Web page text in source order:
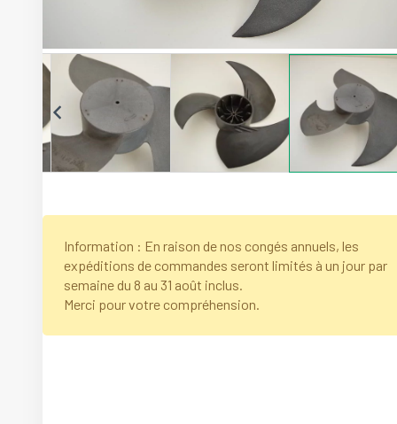
Information : En raison de nos congés annuels, les
expéditions de commandes seront limités à un jour par
semaine du 8 au 31 août inclus.
Merci pour votre compréhension.